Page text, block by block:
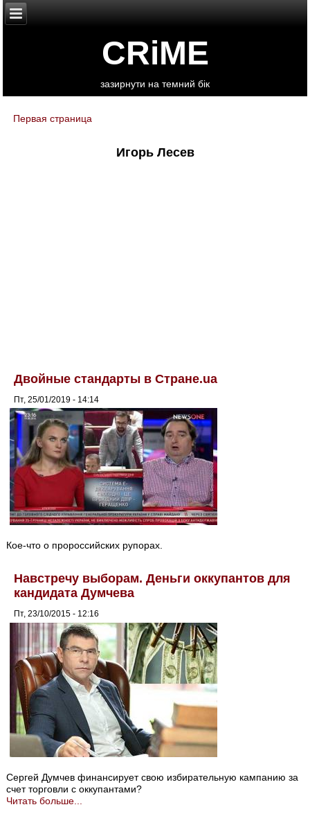
CRiME
зазирнути на темний бік
You are here
Первая страница
Игорь Лесев
Двойные стандарты в Стране.ua
Пт, 25/01/2019 - 14:14
Кое-что о пророссийских рупорах.
Навстречу выборам. Деньги оккупантов для
кандидата Думчева
Пт, 23/10/2015 - 12:16
Сергей Думчев финансирует свою избирательную кампанию за
счет торговли с оккупантами?
Читать больше...